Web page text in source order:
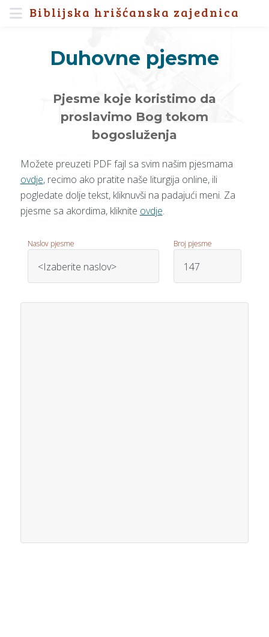
Biblijska hrišćanska zajednica
Duhovne pjesme
Pjesme koje koristimo da
proslavimo Bog tokom
bogosluženja
Možete preuzeti PDF fajl sa svim našim pjesmama
ovdje, recimo ako pratite naše liturgija online, ili
pogledate dolje tekst, kliknuvši na padajući meni. Za
pjesme sa akordima, kliknite ovdje.
Naslov pjesme Broj pjesme